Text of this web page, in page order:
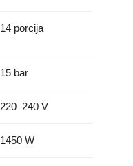
14 porcija
15 bar
220–240 V
1450 W